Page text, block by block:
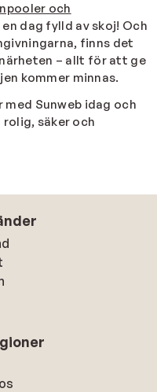
och
dag fylld av skoj! Och
finns det
– allt för att ge
kommer minnas.
Sunweb idag och
rolig, säker och